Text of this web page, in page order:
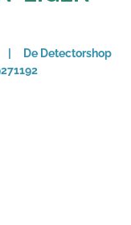
| De Detectorshop